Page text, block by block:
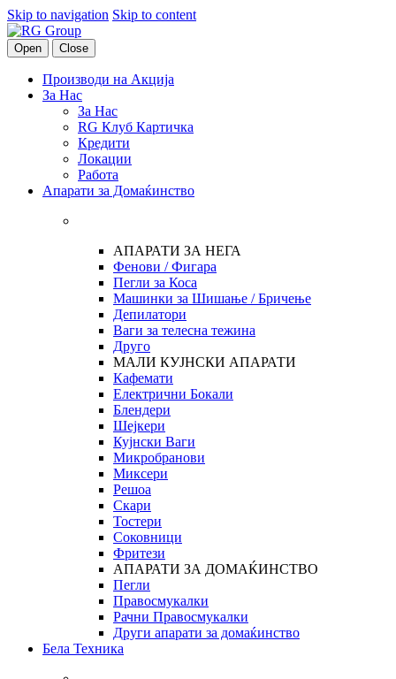
Skip to navigation Skip to content
Open Close
Производи на Акција
За Нас
За Нас
RG Клуб Картичка
Кредити
Локации
Работа
Апарати за Домаќинство
АПАРАТИ ЗА НЕГА
Фенови / Фигара
Пегли за Коса
Машинки за Шишање / Бричење
Депилатори
Ваги за телесна тежина
Друго
МАЛИ КУЈНСКИ АПАРАТИ
Кафемати
Електрични Бокали
Блендери
Шејкери
Кујнски Ваги
Микробранови
Миксери
Решоа
Скари
Тостери
Соковници
Фритези
АПАРАТИ ЗА ДОМАЌИНСТВО
Пегли
Правосмукалки
Рачни Правосмукалки
Други апарати за домаќинство
Бела Техника